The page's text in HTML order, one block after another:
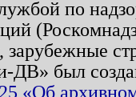
по
зарубежные
ДВ» был
«Об